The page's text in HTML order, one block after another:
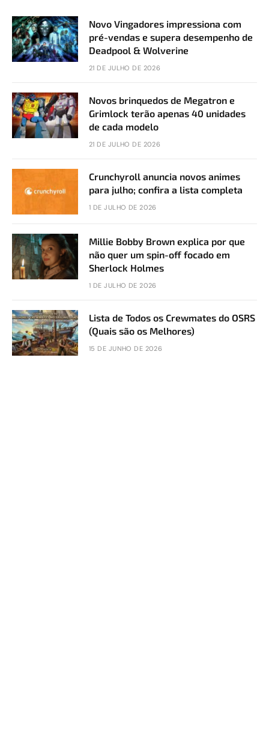
Novo Vingadores impressiona com
pré-vendas e supera desempenho de
Deadpool & Wolverine
21 DE JULHO DE 2026
Novos brinquedos de Megatron e
Grimlock terão apenas 40 unidades
de cada modelo
21 DE JULHO DE 2026
Crunchyroll anuncia novos animes
para julho; confira a lista completa
1 DE JULHO DE 2026
Millie Bobby Brown explica por que
não quer um spin-off focado em
Sherlock Holmes
1 DE JULHO DE 2026
Lista de Todos os Crewmates do OSRS
(Quais são os Melhores)
15 DE JUNHO DE 2026